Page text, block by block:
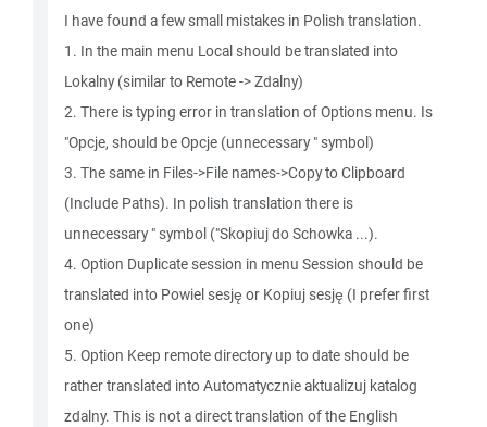
I have found a few small mistakes in Polish translation.
1. In the main menu Local should be translated into
Lokalny (similar to Remote -> Zdalny)
2. There is typing error in translation of Options menu. Is
"Opcje, should be Opcje (unnecessary " symbol)
3. The same in Files->File names->Copy to Clipboard
(Include Paths). In polish translation there is
unnecessary " symbol ("Skopiuj do Schowka ...).
4. Option Duplicate session in menu Session should be
translated into Powiel sesję or Kopiuj sesję (I prefer first
one)
5. Option Keep remote directory up to date should be
rather translated into Automatycznie aktualizuj katalog
zdalny. This is not a direct translation of the English